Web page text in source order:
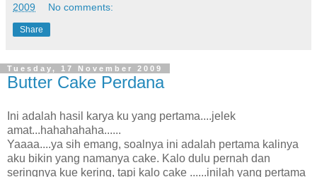
2009
No comments:
Share
Tuesday, 17 November 2009
Butter Cake Perdana
Ini adalah hasil karya ku yang pertama....jelek
amat...hahahahaha......
Yaaaa....ya sih emang, soalnya ini adalah pertama kalinya
aku bikin yang namanya cake. Kalo dulu pernah dan
seringnya kue kering, tapi kalo cake ......inilah yang pertama